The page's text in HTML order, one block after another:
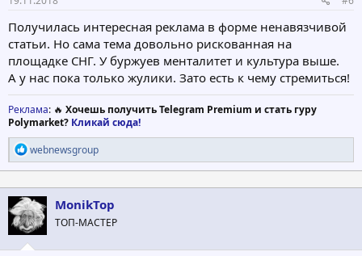
Получилась интересная реклама в форме ненавязчивой
статьи. Но сама тема довольно рискованная на
площадке СНГ. У буржуев менталитет и культура выше.
А у нас пока только жулики. Зато есть к чему стремиться!
Реклама: 🔥 Хочешь получить Telegram Premium и стать гуру
Polymarket? Кликай сюда!
Р
е
а
к
ц
и
и
:
webnewsgroup
MonikTop
ТОП-МАСТЕР